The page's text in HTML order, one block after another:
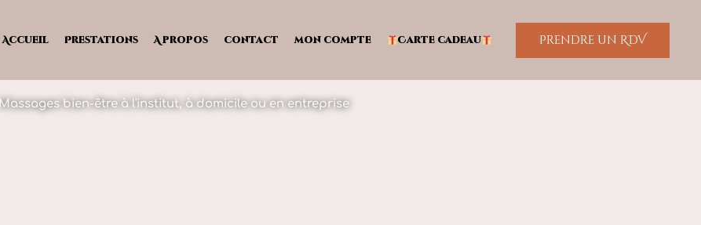
Accueil Prestations A propos contact mon compte Carte cadeau Prendre un RDV
Massages bien-être à l'institut, à domicile ou en entreprise